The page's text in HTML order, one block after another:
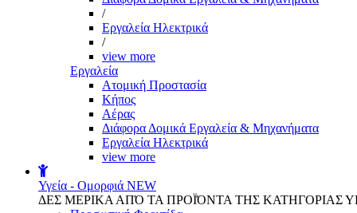
/
Εργαλεία Ηλεκτρικά
/
view more
Εργαλεία
Aτομική Προστασία
Kήπος
Αέρας
Διάφορα Δομικά Εργαλεία & Μηχανήματα
Εργαλεία Ηλεκτρικά
view more
Υγεία - Ομορφιά NEW
ΔΕΣ ΜΕΡΙΚΑ ΑΠΌ ΤΑ ΠΡΟΪΌΝΤΑ ΤΗΣ ΚΑΤΗΓΟΡΙΑΣ